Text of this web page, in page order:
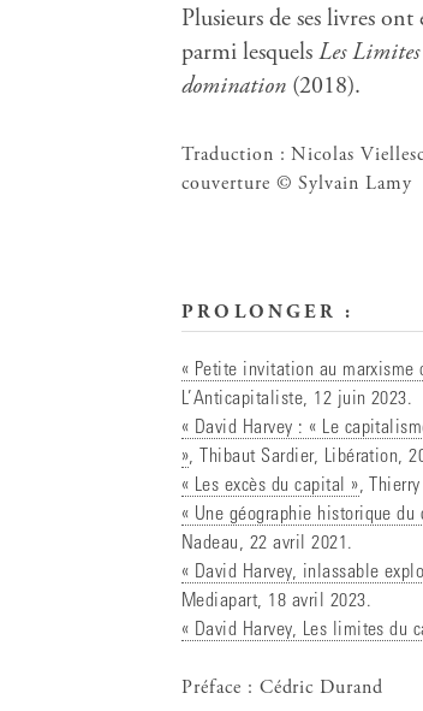
Plusieurs de ses livres
parmi lesquels Les
domination(2018).
Traduction : Nicolas
couverture © Sylvain Lamy
PROLONGER :
« Petite invitation au marxisme
L’Anticapitaliste, 12 juin 2023.
« David Harvey : « Le
», Thibaut Sardier, Libération,
« Les excès du capital »,
« Une géographie historique du
Nadeau, 22 avril 2021.
« David Harvey, inlassable
Mediapart, 18 avril 2023.
« David Harvey, Les limites du
Préface : Cédric Durand